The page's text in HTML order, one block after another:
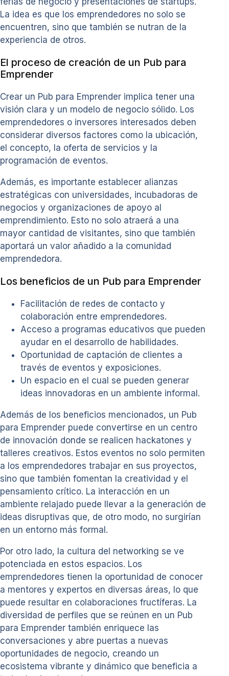
La idea es que los emprendedores no solo se
encuentren, sino que también se nutran de la
experiencia de otros.
El proceso de creación de un Pub para
Emprender
Crear un Pub para Emprender implica tener una
visión clara y un modelo de negocio sólido. Los
emprendedores o inversores interesados deben
considerar diversos factores como la ubicación,
el concepto, la oferta de servicios y la
programación de eventos.
Además, es importante establecer alianzas
estratégicas con universidades, incubadoras de
negocios y organizaciones de apoyo al
emprendimiento. Esto no solo atraerá a una
mayor cantidad de visitantes, sino que también
aportará un valor añadido a la comunidad
emprendedora.
Los beneficios de un Pub para Emprender
Facilitación de redes de contacto y
colaboración entre emprendedores.
Acceso a programas educativos que pueden
ayudar en el desarrollo de habilidades.
Oportunidad de captación de clientes a
través de eventos y exposiciones.
Un espacio en el cual se pueden generar
ideas innovadoras en un ambiente informal.
Además de los beneficios mencionados, un Pub
para Emprender puede convertirse en un centro
de innovación donde se realicen hackatones y
talleres creativos. Estos eventos no solo permiten
a los emprendedores trabajar en sus proyectos,
sino que también fomentan la creatividad y el
pensamiento crítico. La interacción en un
ambiente relajado puede llevar a la generación de
ideas disruptivas que, de otro modo, no surgirían
en un entorno más formal.
Por otro lado, la cultura del networking se ve
potenciada en estos espacios. Los
emprendedores tienen la oportunidad de conocer
a mentores y expertos en diversas áreas, lo que
puede resultar en colaboraciones fructíferas. La
diversidad de perfiles que se reúnen en un Pub
para Emprender también enriquece las
conversaciones y abre puertas a nuevas
oportunidades de negocio, creando un
ecosistema vibrante y dinámico que beneficia a